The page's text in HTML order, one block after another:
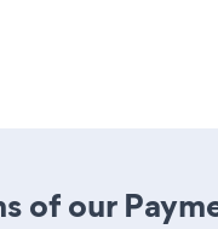
of our